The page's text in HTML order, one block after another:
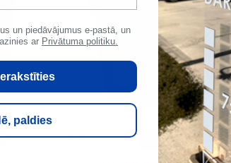
un piedāvājumus e-pastā, un
ar Privātuma politiku.
paldies